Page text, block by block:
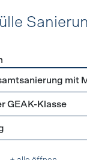
Gebäudehülle
mit
GEAK-Klasse